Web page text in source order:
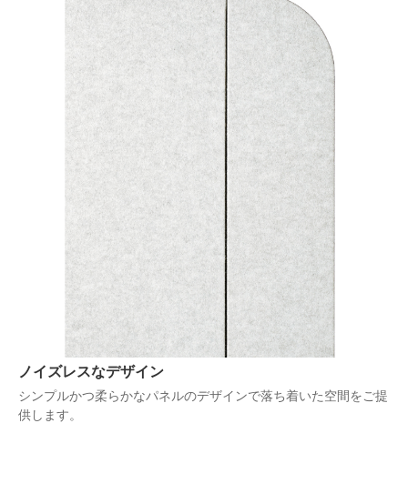
ノイズレスなデザイン
シンプルかつ柔らかなパネルのデザインで落ち着いた空間をご提
供します。